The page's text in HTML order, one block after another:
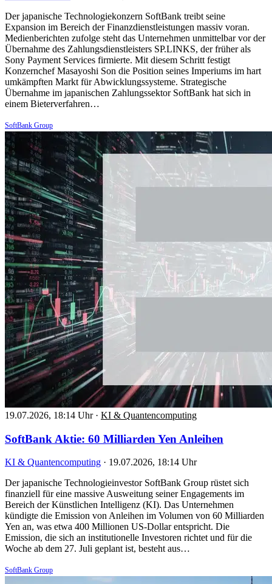
Der japanische Technologiekonzern SoftBank treibt seine
Expansion im Bereich der Finanzdienstleistungen massiv voran.
Medienberichten zufolge steht das Unternehmen unmittelbar vor der
Übernahme des Zahlungsdienstleisters SP.LINKS, der früher als
Sony Payment Services firmierte. Mit diesem Schritt festigt
Konzernchef Masayoshi Son die Position seines Imperiums im hart
umkämpften Markt für Abwicklungssysteme. Strategische
Übernahme im japanischen Zahlungssektor SoftBank hat sich in
einem Bieterverfahren…
SoftBank Group
19.07.2026, 18:14 Uhr · KI & Quantencomputing
SoftBank Aktie: 60 Milliarden Yen Anleihen
KI & Quantencomputing · 19.07.2026, 18:14 Uhr
Der japanische Technologieinvestor SoftBank Group rüstet sich
finanziell für eine massive Ausweitung seiner Engagements im
Bereich der Künstlichen Intelligenz (KI). Das Unternehmen
kündigte die Emission von Anleihen im Volumen von 60 Milliarden
Yen an, was etwa 400 Millionen US-Dollar entspricht. Die
Emission, die sich an institutionelle Investoren richtet und für die
Woche ab dem 27. Juli geplant ist, besteht aus…
SoftBank Group